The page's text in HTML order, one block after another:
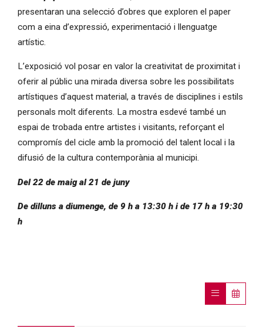
presentaran una selecció d’obres que exploren el paper
com a eina d’expressió, experimentació i llenguatge
artístic.
L’exposició vol posar en valor la creativitat de proximitat i
oferir al públic una mirada diversa sobre les possibilitats
artístiques d’aquest material, a través de disciplines i estils
personals molt diferents. La mostra esdevé també un
espai de trobada entre artistes i visitants, reforçant el
compromís del cicle amb la promoció del talent local i la
difusió de la cultura contemporània al municipi.
Del 22 de maig al 21 de juny
De dilluns a diumenge, de 9 h a 13:30 h i de 17 h a 19:30
h